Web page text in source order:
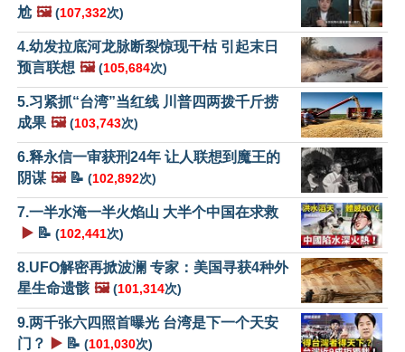
尬 🖼️ (107,332次)
4.幼发拉底河龙脉断裂惊现干枯 引起末日
预言联想 🖼️ (105,684次)
5.习紧抓“台湾”当红线 川普四两拨千斤捞
成果 🖼️ (103,743次)
6.释永信一审获刑24年 让人联想到魔王的
阴谋 🖼️📝 (102,892次)
7.一半水淹一半火焰山 大半个中国在求救
▶️ 📝 (102,441次)
8.UFO解密再掀波澜 专家：美国寻获4种外
星生命遗骸 🖼️ (101,314次)
9.两千张六四照首曝光 台湾是下一个天安
门？
▶️ 📝 (101,030次)